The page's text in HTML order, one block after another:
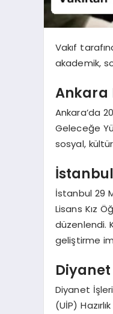
Vakıf
akademik,
Ankara
Ankara’da
Geleceğe
sosyal,
İstanbul 29
Lisans Kız
düzenlendi.
geliştirme
Diyanet
Diyanet
(UİP)